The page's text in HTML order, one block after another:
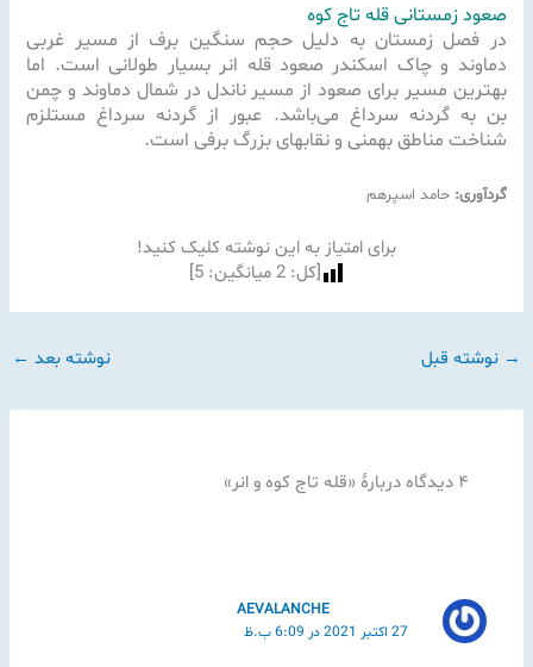
صعود زمستانی قله تاج کوه
در فصل زمستان به دلیل حجم سنگین برف از مسیر غربی
دماوند و چاک اسکندر صعود قله انر بسیار طولانی است. اما
بهترین مسیر برای صعود از مسیر ناندل در شمال دماوند و چمن
بن به گردنه سرداغ می‌باشد. عبور از گردنه سرداغ مستلزم
شناخت مناطق بهمنی و نقابهای بزرگ برفی است.
گردآوری: حامد اسپرهم
برای امتیاز به این نوشته کلیک کنید!
[کل:2 میانگین:5
]
→ نوشته قبل نوشته بعد ←
۴ دیدگاه دربارهٔ «قله تاج کوه و انر»
AEVALANCHE
27 اکتبر 2021 در 6:09 ب.ظ